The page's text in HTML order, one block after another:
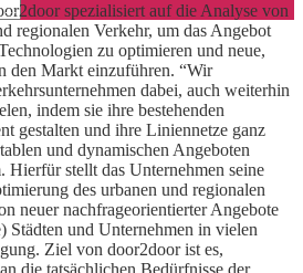
spezialisiert auf die Analyse von
regionalen Verkehr, um das Angebot
zu optimieren und neue,
den Markt einzuführen. “Wir
dabei, auch weiterhin
indem sie ihre bestehenden
gestalten und ihre Liniennetze ganz
und dynamischen Angeboten
Hierfür stellt das Unternehmen seine
des urbanen und regionalen
neuer nachfrageorientierter Angebote
Städten und Unternehmen in vielen
Ziel von door2door ist es,